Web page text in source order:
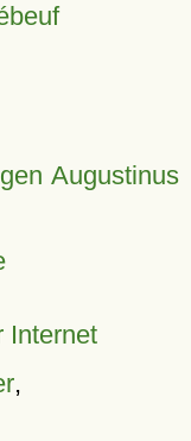
Augustinus
Internet
,